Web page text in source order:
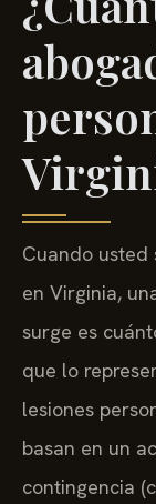
Cuando usted
en Virginia,
surge es
que lo
lesiones
basan en un
contingencia